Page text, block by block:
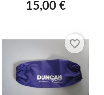
15,00 €
favorite_border